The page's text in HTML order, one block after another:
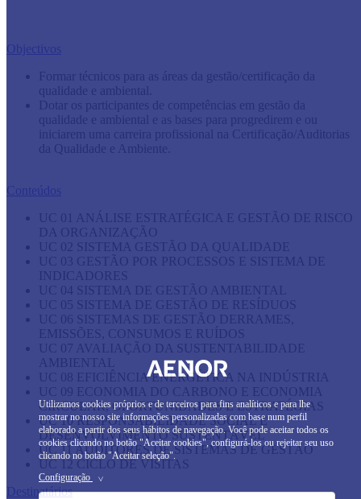
Utilizamos cookies próprios e de terceiros para fins analíticos e para lhe
mostrar no nosso site informações personalizadas com base num perfil
elaborado a partir dos seus hábitos de navegação. Você pode aceitar todos os
cookies clicando no botão "Aceitar cookies", configurá-los ou rejeitar seu uso
clicando no botão "Aceitar seleção".
Configuração
>
Objectivos
Formar técnicos para as áreas da gestão/certificação da
qualidade e ambiental.
Dotar os participantes de competências em gestão da
qualidade e ambiental e as bases para progredirem e ou
iniciarem uma carreira profissional na Certificação/Auditorias
da Qualidade e Ambiente.
Conteúdos
UC 01 ANÁLISE ESTRATÉGICA E GESTÃO DE RISCO
DA ORGANIZAÇÃO
UC 02 SISTEMA GESTÃO DA QUALIDADE
UC 03 GESTÃO POR PROCESSOS E SISTEMA DE
INDICADORES
UC 04 SISTEMA DE GESTÃO AMBIENTAL
UC 05 SISTEMA DE GESTÃO DE RESÍDUOS
UC 06 SISTEMAS DE GESTÃO DERRAMES,
EMISSÕES, CONSUMOS E RUÍDOS
UC 07 AVALIAÇÃO DA SUSTENTABILIDADE
AMBIENTAL
UC 08 EFICIÊNCIA ENERGÉTICA NA INDÚSTRIA
UC 09 ECONOMIA DO CARBONO E ECONOMIA
CIRCULAR, OPORTUNIDADES E ESTRATÉGIAS
UC 10 RESPONSABILIDADE SOCIAL E
DESENVOLVIMENTO SUSTENTÁVEL
UC 11 AUDITORES DE SISTEMAS DE GESTÃO
UC 12 CICLO DE VISITAS
Destinatários